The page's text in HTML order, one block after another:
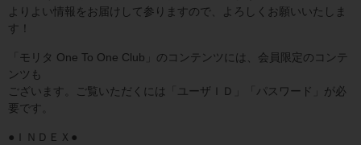
よりよい情報をお届けして参りますので、よろしくお願いいたしま
す！
「モリタ One To One Club」のコンテンツには、会員限定のコンテ
ンツも
ございます。ご覧いただくには「ユーザＩＤ」「パスワード」が必
要です。
●ＩＮＤＥＸ●